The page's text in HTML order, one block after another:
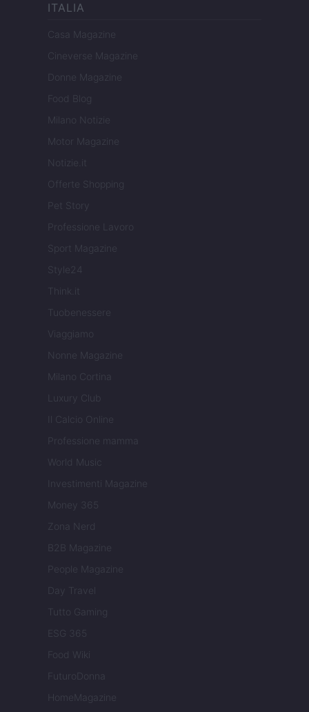
ITALIA
Casa Magazine
Cineverse Magazine
Donne Magazine
Food Blog
Milano Notizie
Motor Magazine
Notizie.it
Offerte Shopping
Pet Story
Professione Lavoro
Sport Magazine
Style24
Think.it
Tuobenessere
Viaggiamo
Nonne Magazine
Milano Cortina
Luxury Club
Il Calcio Online
Professione mamma
World Music
Investimenti Magazine
Money 365
Zona Nerd
B2B Magazine
People Magazine
Day Travel
Tutto Gaming
ESG 365
Food Wiki
FuturoDonna
HomeMagazine